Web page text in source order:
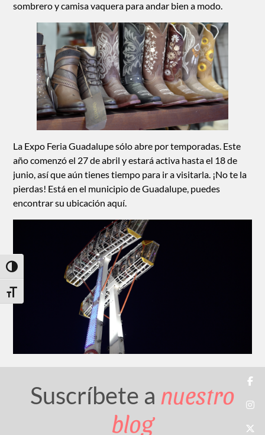
Toggle High Contrast
Toggle Font size
sombrero y camisa vaquera para andar bien a modo.
La Expo Feria Guadalupe sólo abre por temporadas. Este
año comenzó el 27 de abril y estará activa hasta el 18 de
junio, así que aún tienes tiempo para ir a visitarla. ¡No te la
pierdas! Está en el municipio de Guadalupe, puedes
encontrar su ubicaciónaquí.
Suscríbete a nuestro
blog